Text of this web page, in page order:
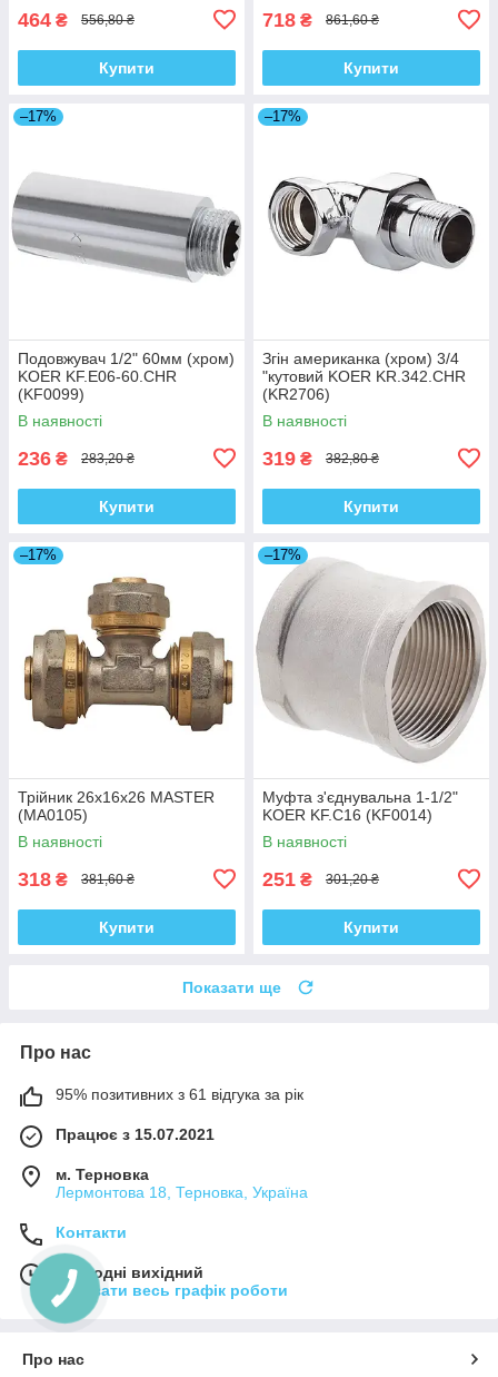
464 ₴ 556,80 ₴
Купити
718 ₴ 861,60 ₴
Купити
–17%
Подовжувач 1/2" 60мм (хром)
KOER KF.E06-60.CHR
(KF0099)
В наявності
236 ₴ 283,20 ₴
Купити
–17%
Згін американка (хром) 3/4
"кутовий KOER KR.342.CHR
(KR2706)
В наявності
319 ₴ 382,80 ₴
Купити
–17%
Трійник 26x16x26 MASTER
(MA0105)
В наявності
318 ₴ 381,60 ₴
Купити
–17%
Муфта з'єднувальна 1-1/2"
KOER KF.C16 (KF0014)
В наявності
251 ₴ 301,20 ₴
Купити
Показати ще
Про нас
95% позитивних з 61 відгука за рік
Працює з 15.07.2021
м. Терновка
Лермонтова 18, Терновка, Україна
Контакти
Сьогодні вихідний
Показати весь графік роботи
Про нас